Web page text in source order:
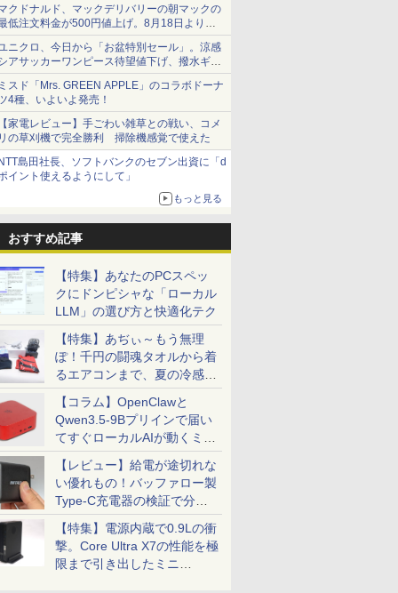
クドナルド、マックデリバリーの朝マックの
低注文料金が500円値上げ。8月18日より
円から受付
ニクロ、今日から「お盆特別セール」。涼感
アサッカーワンピース待望値下げ、撥水ギア
ョーツは1990円に
スド「Mrs. GREEN APPLE」のコラボドーナ
4種、いよいよ発売！
家電レビュー】手ごわい雑草との戦い、コメ
の草刈機で完全勝利 掃除機感覚で使えた
島田社長、ソフトバンクのセブン出資に「d
イント使えるようにして」
もっと見る
おすすめ記事
【特集】あなたのPCスペッ
クにドンピシャな「ローカル
LLM」の選び方と快適化テク
【特集】あぢぃ～もう無理
ぽ！千円の闘魂タオルから着
るエアコンまで、夏の冷感グ
ッズ一挙紹介
【コラム】OpenClawと
Qwen3.5-9Bプリインで届い
てすぐローカルAIが動くミニ
PC「SER9 Pro」
【レビュー】給電が途切れな
い優れもの！バッファロー製
Type-C充電器の検証で分か
ったこと
【特集】電源内蔵で0.9Lの衝
撃。Core Ultra X7の性能を極
限まで引き出したミニ